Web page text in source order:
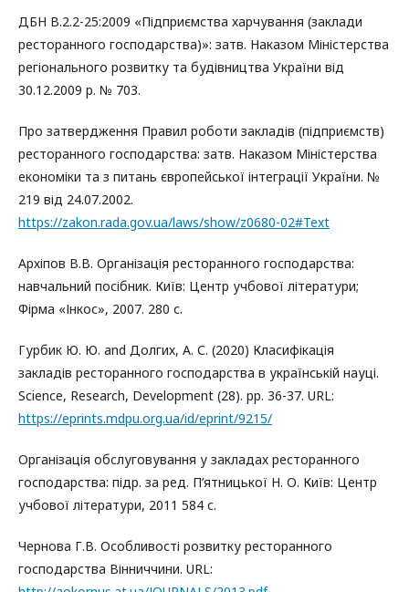
ДБН В.2.2-25:2009 «Підприємства харчування (заклади
ресторанного господарства)»: затв. Наказом Міністерства
регіонального розвитку та будівництва України від
30.12.2009 р. № 703.
Про затвердження Правил роботи закладів (підприємств)
ресторанного господарства: затв. Наказом Міністерства
економіки та з питань європейської інтеграції України. №
219 від 24.07.2002.
https://zakon.rada.gov.ua/laws/show/z0680-02#Text
Архіпов В.В. Організація ресторанного господарства:
навчальний посібник. Київ: Центр учбової літератури;
Фірма «Інкос», 2007. 280 с.
Гурбик Ю. Ю. and Долгих, А. С. (2020) Класифікація
закладів ресторанного господарства в українській науці.
Science, Research, Development (28). pp. 36-37. URL:
https://eprints.mdpu.org.ua/id/eprint/9215/
Організація обслуговування у закладах ресторанного
господарства: підр. за ред. П’ятницької Н. О. Київ: Центр
учбової літератури, 2011 584 с.
Чернова Г.В. Особливості розвитку ресторанного
господарства Вінниччини. URL: